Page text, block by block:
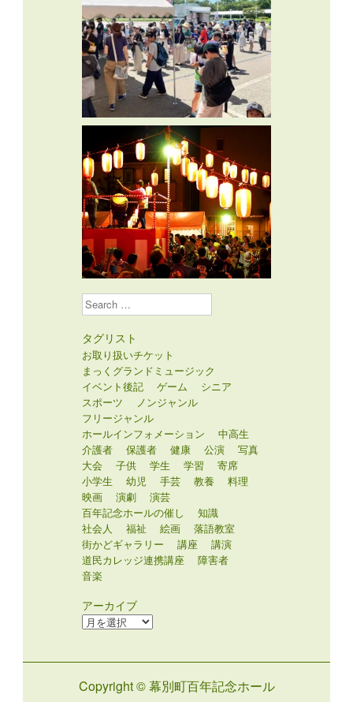
Search
タグリスト
お取り扱いチケット
まっくグランドミュージック
イベント後記
ゲーム
シニア
スポーツ
ノンジャンル
フリージャンル
ホールインフォメーション
中高生
介護者
保護者 健康 公演
写真
大会
子供 学生 学習
寄席
小学生
幼児 手芸 教養
料理
映画
演劇
演芸
百年記念ホールの催し
知識
社会人
福祉 絵画
落語教室
街かどギャラリー
講座
講演
道民カレッジ連携講座
障害者
音楽
アーカイブ
ア
ブ
Copyright © 幕別町百年記念ホール